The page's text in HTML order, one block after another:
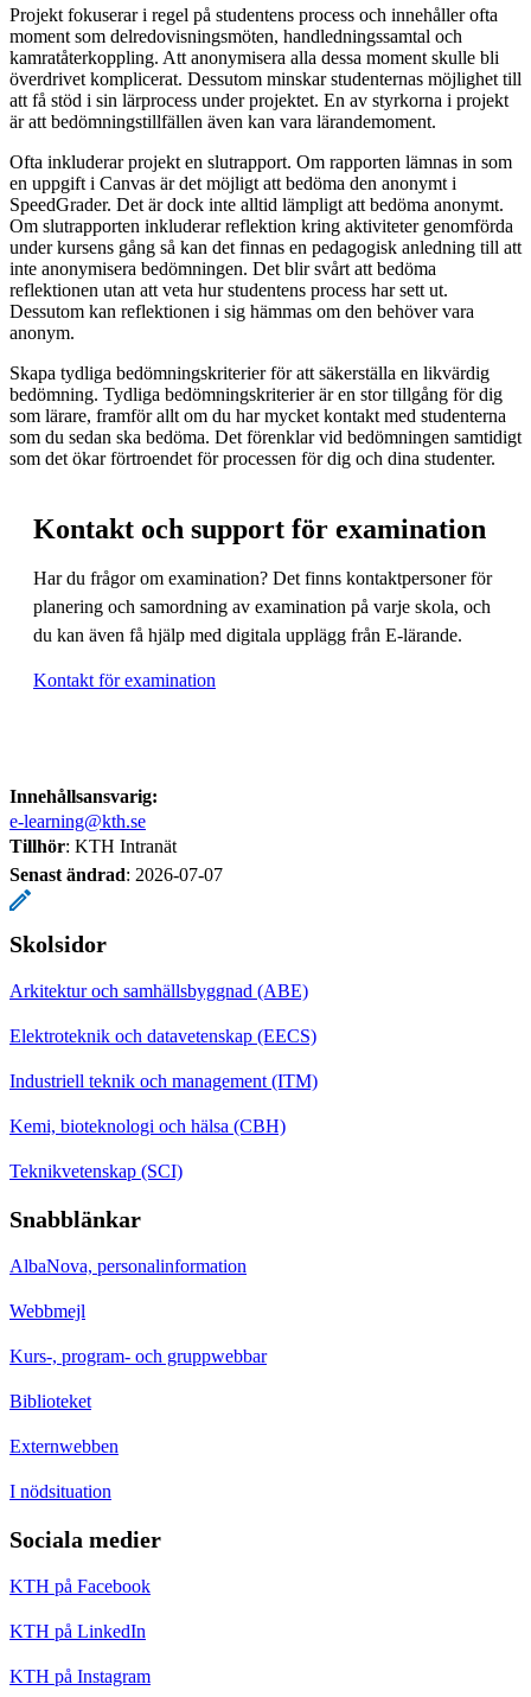
Projekt fokuserar i regel på studentens process och innehåller ofta
moment som delredovisningsmöten, handledningssamtal och
kamratåterkoppling. Att anonymisera alla dessa moment skulle bli
överdrivet komplicerat. Dessutom minskar studenternas möjlighet till
att få stöd i sin lärprocess under projektet. En av styrkorna i projekt
är att bedömningstillfällen även kan vara lärandemoment.
Ofta inkluderar projekt en slutrapport. Om rapporten lämnas in som
en uppgift i Canvas är det möjligt att bedöma den anonymt i
SpeedGrader. Det är dock inte alltid lämpligt att bedöma anonymt.
Om slutrapporten inkluderar reflektion kring aktiviteter genomförda
under kursens gång så kan det finnas en pedagogisk anledning till att
inte anonymisera bedömningen. Det blir svårt att bedöma
reflektionen utan att veta hur studentens process har sett ut.
Dessutom kan reflektionen i sig hämmas om den behöver vara
anonym.
Skapa tydliga bedömningskriterier för att säkerställa en likvärdig
bedömning. Tydliga bedömningskriterier är en stor tillgång för dig
som lärare, framför allt om du har mycket kontakt med studenterna
som du sedan ska bedöma. Det förenklar vid bedömningen samtidigt
som det ökar förtroendet för processen för dig och dina studenter.
Kontakt och support för examination
Har du frågor om examination? Det finns kontaktpersoner för
planering och samordning av examination på varje skola, och
du kan även få hjälp med digitala upplägg från E-lärande.
Kontakt för examination
Innehållsansvarig:
e-learning@kth.se
Tillhör: KTH Intranät
Senast ändrad: 2026-07-07
Skolsidor
Arkitektur och samhällsbyggnad (ABE)
Elektroteknik och datavetenskap (EECS)
Industriell teknik och management (ITM)
Kemi, bioteknologi och hälsa (CBH)
Teknikvetenskap (SCI)
Snabblänkar
AlbaNova, personalinformation
Webbmejl
Kurs-, program- och gruppwebbar
Biblioteket
Externwebben
I nödsituation
Sociala medier
KTH på Facebook
KTH på LinkedIn
KTH på Instagram